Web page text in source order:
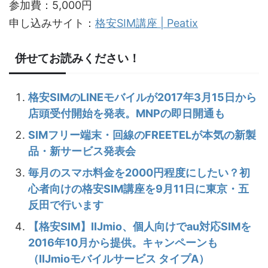
参加費：5,000円
申し込みサイト： 格安SIM講座 | Peatix
併せてお読みください！
格安SIMのLINEモバイルが2017年3月15日から
店頭受付開始を発表。MNPの即日開通も
SIMフリー端末・回線のFREETELが本気の新製
品・新サービス発表会
毎月のスマホ料金を2000円程度にしたい？初
心者向けの格安SIM講座を9月11日に東京・五
反田で行います
【格安SIM】IIJmio、個人向けでau対応SIMを
2016年10月から提供。キャンペーンも
（IIJmioモバイルサービス タイプA）